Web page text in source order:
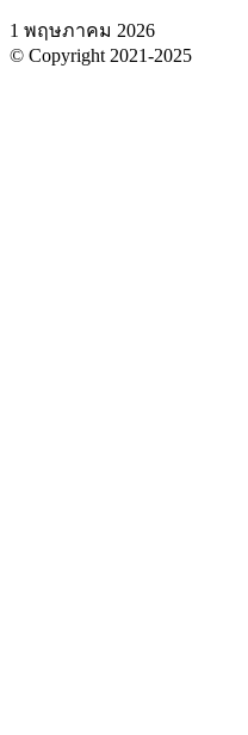
1 พฤษภาคม 2026
© Copyright 2021-2025